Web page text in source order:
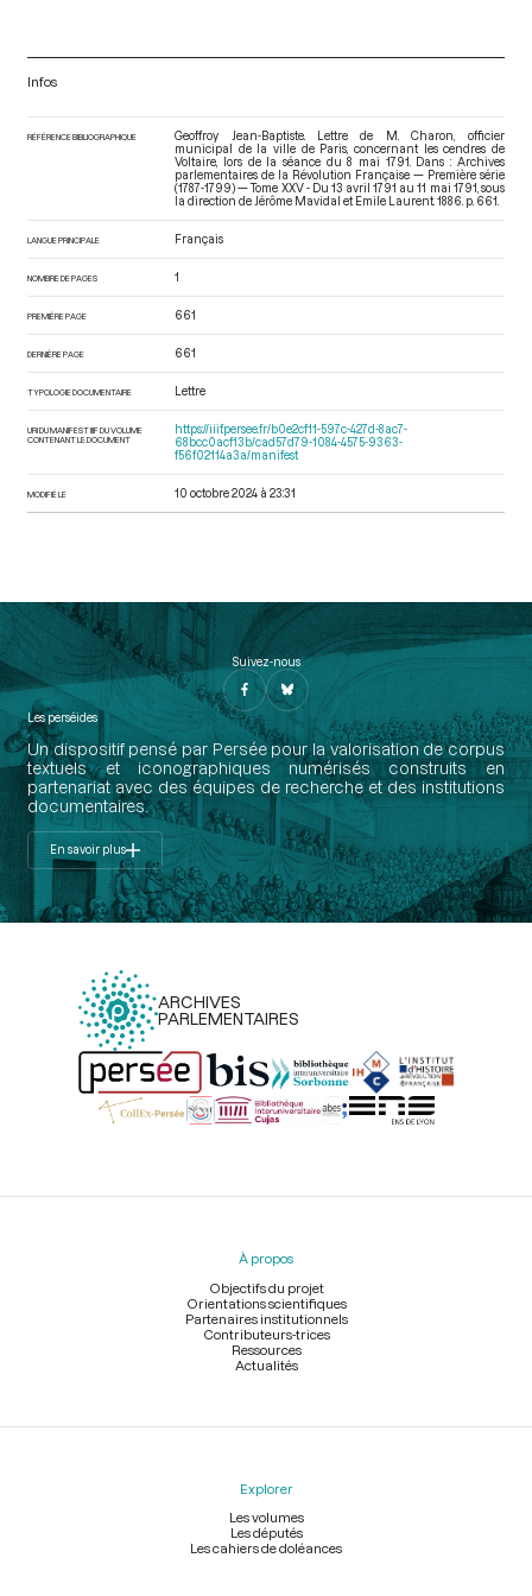
Infos
RÉFÉRENCE BIBLIOGRAPHIQUE
Geoffroy Jean-Baptiste. Lettre de M. Charon, officier
municipal de la ville de Paris, concernant les cendres de
Voltaire, lors de la séance du 8 mai 1791. Dans : Archives
parlementaires de la Révolution Française — Première série
(1787-1799) — Tome XXV - Du 13 avril 1791 au 11 mai 1791 , sous
la direction de Jérôme Mavidal et Emile Laurent. 1886. p. 661.
LANGUE PRINCIPALE Français
NOMBRE DE PAGES 1
PREMIÈRE PAGE 661
DERNIÈRE PAGE 661
TYPOLOGIE DOCUMENTAIRE Lettre
URI DU MANIFEST IIIF DU VOLUME
CONTENANT LE DOCUMENT
https://iiif.persee.fr/b0e2cf11-597c-427d-8ac7-
68bcc0acf13b/cad57d79-1084-4575-9363-
f56f02114a3a/manifest
MODIFIÉ LE 10 octobre 2024 à 23:31
Suivez-nous
Les perséides
Un dispositif pensé par Persée pour la valorisation de corpus
textuels et iconographiques numérisés construits en
partenariat avec des équipes de recherche et des institutions
documentaires.
En savoir plus
ARCHIVES
PARLEMENTAIRES
Menu
À propos
Objectifs du projet
Orientations scientifiques
Partenaires institutionnels
Contributeurs-trices
Ressources
Actualités
Explorer
Les volumes
Les députés
Les cahiers de doléances